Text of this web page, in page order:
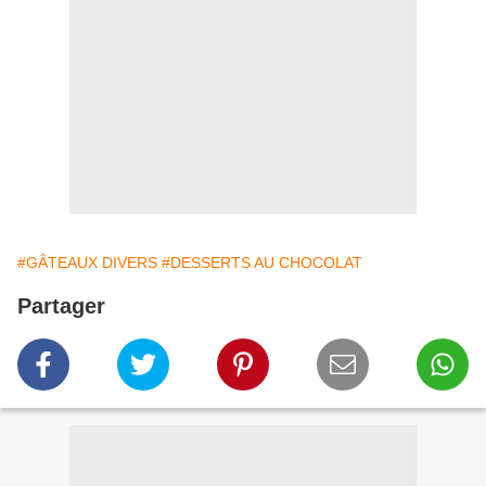
#GÂTEAUX DIVERS #DESSERTS AU CHOCOLAT
Partager